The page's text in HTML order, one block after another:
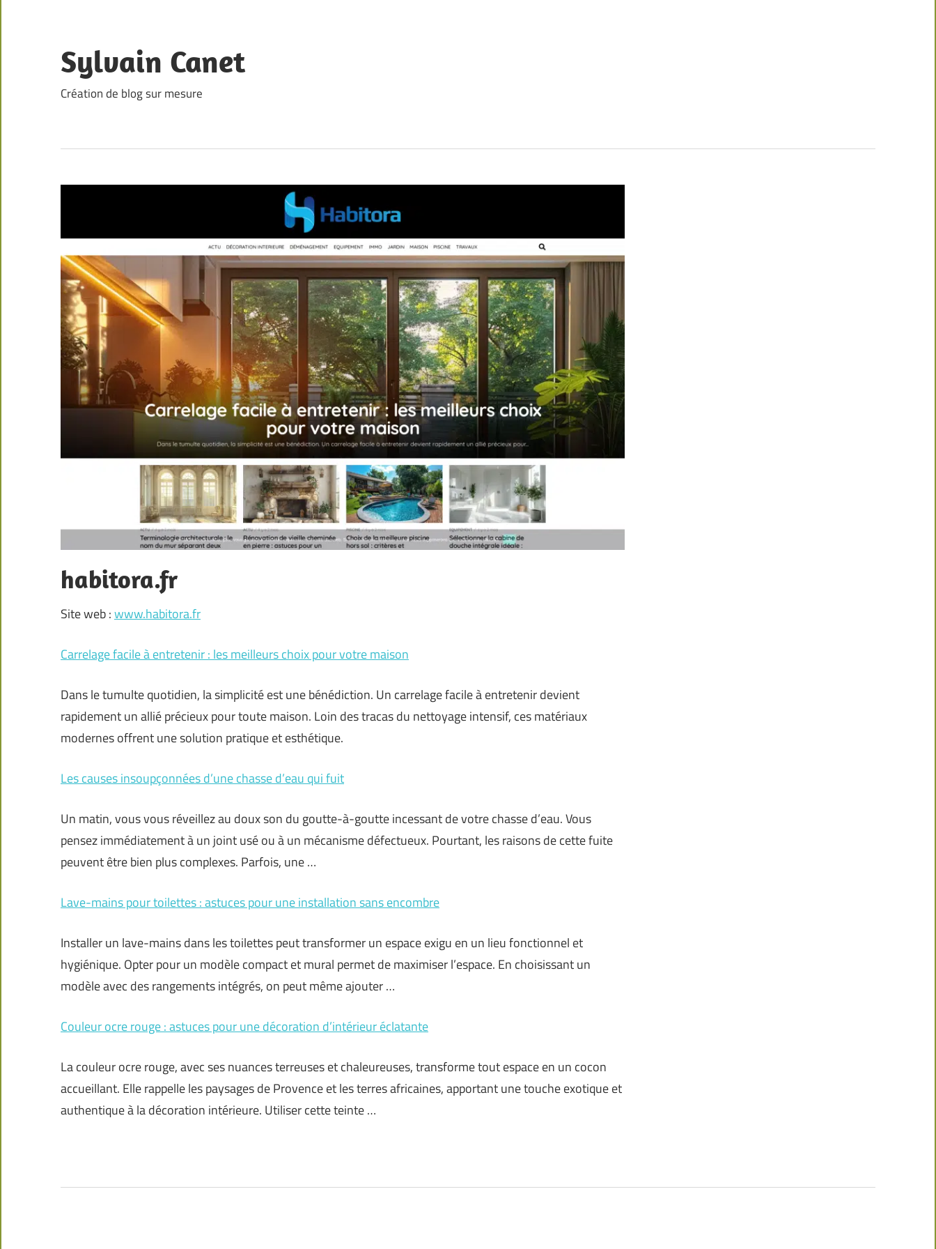
content
Sylvain Canet
Création de blog sur mesure
habitora.fr
Site web :www.habitora.fr
Carrelage facile à entretenir : les meilleurs choix pour votre maison
Dans le tumulte quotidien, la simplicité est une bénédiction. Un carrelage facile à entretenir devient
rapidement un allié précieux pour toute maison. Loin des tracas du nettoyage intensif, ces matériaux
modernes offrent une solution pratique et esthétique.
Les causes insoupçonnées d’une chasse d’eau qui fuit
Un matin, vous vous réveillez au doux son du goutte-à-goutte incessant de votre chasse d’eau. Vous
pensez immédiatement à un joint usé ou à un mécanisme défectueux. Pourtant, les raisons de cette fuite
peuvent être bien plus complexes. Parfois, une …
Lave-mains pour toilettes : astuces pour une installation sans encombre
Installer un lave-mains dans les toilettes peut transformer un espace exigu en un lieu fonctionnel et
hygiénique. Opter pour un modèle compact et mural permet de maximiser l’espace. En choisissant un
modèle avec des rangements intégrés, on peut même ajouter …
Couleur ocre rouge : astuces pour une décoration d’intérieur éclatante
La couleur ocre rouge, avec ses nuances terreuses et chaleureuses, transforme tout espace en un cocon
accueillant. Elle rappelle les paysages de Provence et les terres africaines, apportant une touche exotique et
authentique à la décoration intérieure. Utiliser cette teinte …